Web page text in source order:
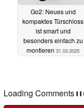
Go2: Neues und
kompaktes Türschloss
ist smart und
besonders einfach zu
montieren 31.03.2025
Loading Comments